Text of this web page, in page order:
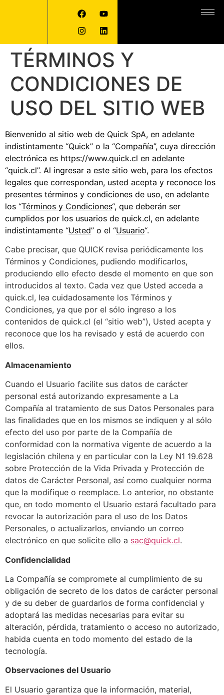
TÉRMINOS Y
CONDICIONES DE
USO DEL SITIO WEB
Bienvenido al sitio web de Quick SpA, en adelante
indistintamente “Quick” o la “Compañía”, cuya dirección
electrónica es https://www.quick.cl en adelante
“quick.cl”. Al ingresar a este sitio web, para los efectos
legales que correspondan, usted acepta y reconoce los
presentes términos y condiciones de uso, en adelante
los “Términos y Condiciones“, que deberán ser
cumplidos por los usuarios de quick.cl, en adelante
indistintamente “Usted” o el “Usuario“.
Cabe precisar, que QUICK revisa periódicamente los
Términos y Condiciones, pudiendo modificarlos,
produciendo ello efecto desde el momento en que son
introducidos al texto. Cada vez que Usted acceda a
quick.cl, lea cuidadosamente los Términos y
Condiciones, ya que por el sólo ingreso a los
contenidos de quick.cl (el “sitio web”), Usted acepta y
reconoce que los ha revisado y está de acuerdo con
ellos.
Almacenamiento
Cuando el Usuario facilite sus datos de carácter
personal está autorizando expresamente a La
Compañía al tratamiento de sus Datos Personales para
las finalidades que en los mismos se indiquen y al sólo
efecto del uso por parte de la Compañía de
conformidad con la normativa vigente de acuerdo a la
legislación chilena y en particular con la Ley N1 19.628
sobre Protección de la Vida Privada y Protección de
datos de Carácter Personal, así como cualquier norma
que la modifique o reemplace. Lo anterior, no obstante
que, en todo momento el Usuario estará facultado para
revocar la autorización para el uso de los Datos
Personales, o actualizarlos, enviando un correo
electrónico en que solicite ello a sac@quick.cl.
Confidencialidad
La Compañía se compromete al cumplimiento de su
obligación de secreto de los datos de carácter personal
y de su deber de guardarlos de forma confidencial y
adoptará las medidas necesarias para evitar su
alteración, pérdida, tratamiento o acceso no autorizado,
habida cuenta en todo momento del estado de la
tecnología.
Observaciones del Usuario
El Usuario garantiza que la información, material,